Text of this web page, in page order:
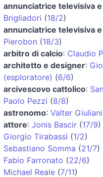
annunciatrice televisiva
Brigliadori (18/2)
annunciatrice televisiva
Pierobon (18/3)
arbitro di calcio: Claudio
architetto e designer:
(esploratore) (6/6)
arcivescovo cattolico:
Paolo Pezzi (8/8)
astronomo: Valter Giuliani
attore: Jonis Bascir (17/9)
Giorgio Tirabassi (1/2)
Sebastiano Somma (21/7)
Fabio Farronato (22/6)
Michael Reale (7/11)